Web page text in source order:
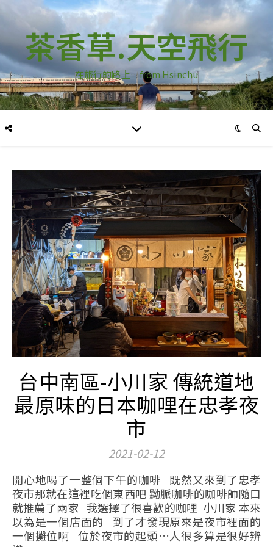
茶香草.天空飛行
在旅行的路上…from Hsinchu
台中南區-小川家 傳統道地
最原味的日本咖哩在忠孝夜
市
2021-02-12
開心地喝了一整個下午的咖啡 既然又來到了忠孝
夜市那就在這裡吃個東西吧 黝脈咖啡的咖啡師隨口
就推薦了兩家 我選擇了很喜歡的咖哩 小川家 本來
以為是一個店面的 到了才發現原來是夜市裡面的
一個攤位啊 位於夜市的起頭…人很多算是很好辨